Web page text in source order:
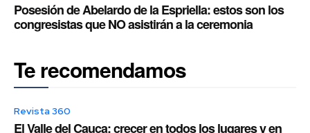
Posesión de Abelardo de la Espriella: estos son los
congresistas que NO asistirán a la ceremonia
Te recomendamos
Revista 360
El Valle del Cauca: crecer en todos los lugares y en